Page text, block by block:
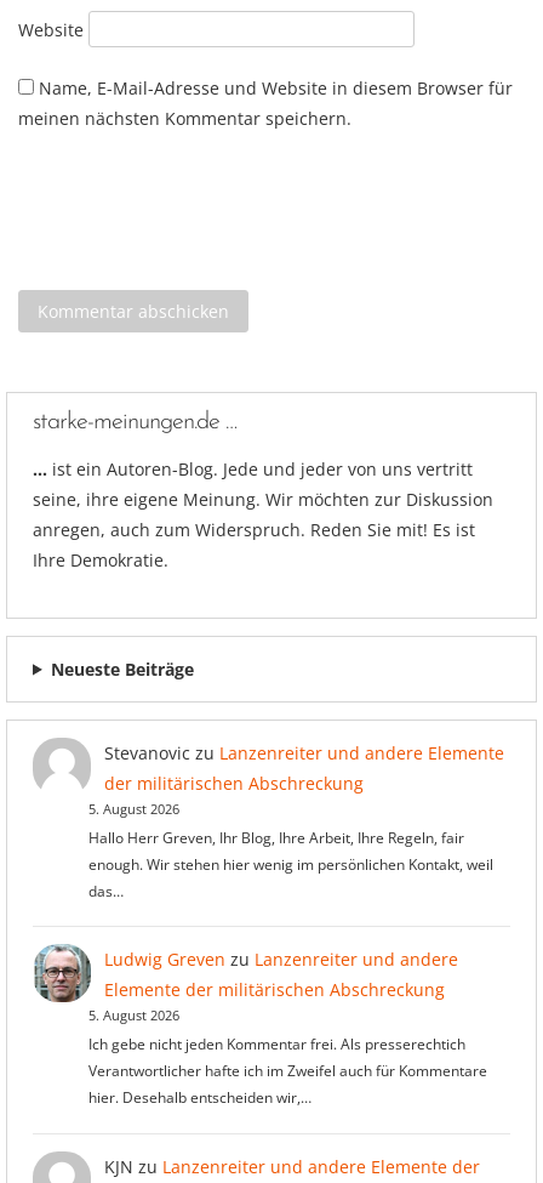
Website
Name, E-Mail-Adresse und Website in diesem Browser für
meinen nächsten Kommentar speichern.
starke-meinungen.de …
… ist ein Autoren-Blog. Jede und jeder von uns vertritt
seine, ihre eigene Meinung. Wir möchten zur Diskussion
anregen, auch zum Widerspruch. Reden Sie mit! Es ist
Ihre Demokratie.
Neueste Beiträge
Stevanovic zu Lanzenreiter und andere Elemente
der militärischen Abschreckung
5. August 2026
Hallo Herr Greven, Ihr Blog, Ihre Arbeit, Ihre Regeln, fair
enough. Wir stehen hier wenig im persönlichen Kontakt, weil
das…
Ludwig Greven zu Lanzenreiter und andere
Elemente der militärischen Abschreckung
5. August 2026
Ich gebe nicht jeden Kommentar frei. Als presserechtich
Verantwortlicher hafte ich im Zweifel auch für Kommentare
hier. Desehalb entscheiden wir,…
KJN zu Lanzenreiter und andere Elemente der